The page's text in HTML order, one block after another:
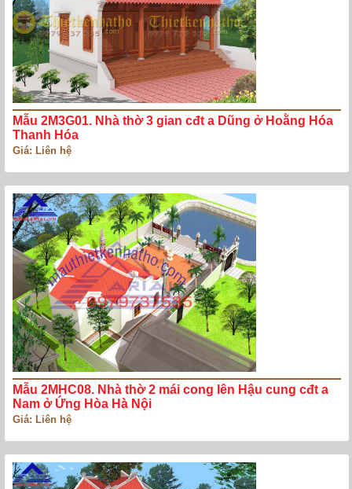
Mẫu 2M3G01. Nhà thờ 3 gian cđt a Dũng ở Hoằng Hóa
Thanh Hóa
Giá: Liên hệ
Mẫu 2MHC08. Nhà thờ 2 mái cong lên Hậu cung cđt a
Nam ở Ứng Hòa Hà Nội
Giá: Liên hệ